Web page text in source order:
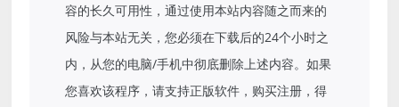
容的长久可用性，通过使用本站内容随之而来的
风险与本站无关，您必须在下载后的24个小时之
内，从您的电脑/手机中彻底删除上述内容。如果
您喜欢该程序，请支持正版软件，购买注册，得